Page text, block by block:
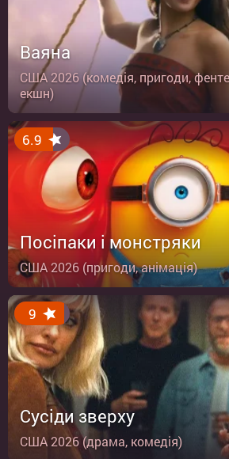
Ваяна
США 2026 (комедія, пригоди,
екшн)
6.9
Посіпаки і монстряки
США 2026 (пригоди, анімація)
9
Сусіди зверху
США 2026 (драма, комедія)